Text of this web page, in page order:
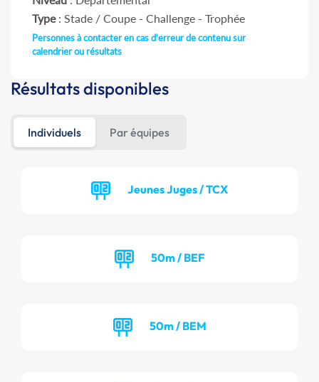
Type: Stade / Coupe - Challenge - Trophée
Personnes à contacter en cas d'erreur de contenu sur
calendrier ou résultats
Résultats disponibles
Individuels Par équipes
Jeunes Juges / TCX
50m / BEF
50m / BEM